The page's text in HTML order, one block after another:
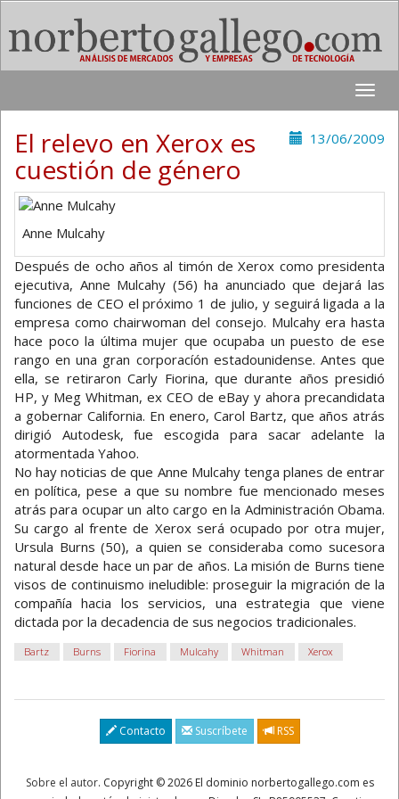
Toggle
13/06/2009
El relevo en Xerox es
cuestión de género
Anne Mulcahy
Después de ocho años al timón de Xerox como presidenta
ejecutiva, Anne Mulcahy (56) ha anunciado que dejará las
funciones de CEO el próximo 1 de julio, y seguirá ligada a la
empresa como chairwoman del consejo. Mulcahy era hasta
hace poco la última mujer que ocupaba un puesto de ese
rango en una gran corporacíón estadounidense. Antes que
ella, se retiraron Carly Fiorina, que durante años presidió
HP, y Meg Whitman, ex CEO de eBay y ahora precandidata
a gobernar California. En enero, Carol Bartz, que años atrás
dirigió Autodesk, fue escogida para sacar adelante la
atormentada Yahoo.
No hay noticias de que Anne Mulcahy tenga planes de entrar
en política, pese a que su nombre fue mencionado meses
atrás para ocupar un alto cargo en la Administración Obama.
Su cargo al frente de Xerox será ocupado por otra mujer,
Ursula Burns (50), a quien se consideraba como sucesora
natural desde hace un par de años. La misión de Burns tiene
visos de continuismo ineludible: proseguir la migración de la
compañía hacia los servicios, una estrategia que viene
dictada por la decadencia de sus negocios tradicionales.
Bartz Burns Fiorina Mulcahy Whitman Xerox
Contacto Suscríbete RSS
Sobre el autor. Copyright © 2026 El dominio norbertogallego.com es